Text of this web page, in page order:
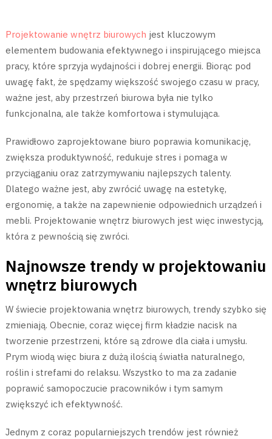
Projektowanie wnętrz biurowych jest kluczowym
elementem budowania efektywnego i inspirującego miejsca
pracy, które sprzyja wydajności i dobrej energii. Biorąc pod
uwagę fakt, że spędzamy większość swojego czasu w pracy,
ważne jest, aby przestrzeń biurowa była nie tylko
funkcjonalna, ale także komfortowa i stymulująca.
Prawidłowo zaprojektowane biuro poprawia komunikację,
zwiększa produktywność, redukuje stres i pomaga w
przyciąganiu oraz zatrzymywaniu najlepszych talenty.
Dlatego ważne jest, aby zwrócić uwagę na estetykę,
ergonomię, a także na zapewnienie odpowiednich urządzeń i
mebli. Projektowanie wnętrz biurowych jest więc inwestycją,
która z pewnością się zwróci.
Najnowsze trendy w projektowaniu
wnętrz biurowych
W świecie projektowania wnętrz biurowych, trendy szybko się
zmieniają. Obecnie, coraz więcej firm kładzie nacisk na
tworzenie przestrzeni, które są zdrowe dla ciała i umysłu.
Prym wiodą więc biura z dużą ilością światła naturalnego,
roślin i strefami do relaksu. Wszystko to ma za zadanie
poprawić samopoczucie pracowników i tym samym
zwiększyć ich efektywność.
Jednym z coraz popularniejszych trendów jest również